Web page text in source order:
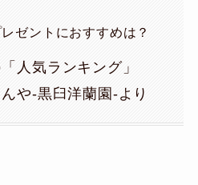
ゼントにおすすめは？
人気ランキング」
や-黒臼洋蘭園-より